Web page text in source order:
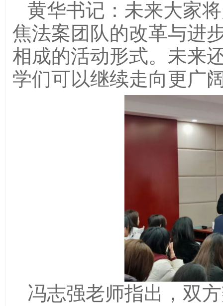
黄华书记：未来大家
焦法案团队的改革与进
相成的活动形式。未来
学们可以继续走向更广
冯志强老师指出，双